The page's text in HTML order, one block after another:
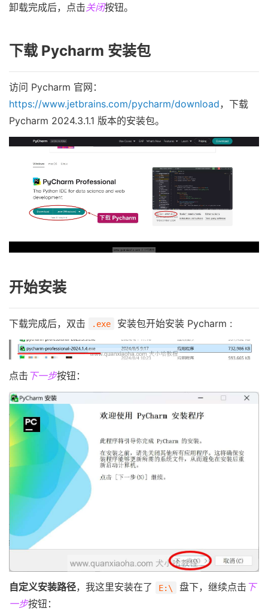
卸载完成后，点击关闭按钮。
下载 Pycharm 安装包
访问 Pycharm 官网：
https://www.jetbrains.com/pycharm/download，下载
Pycharm 2024.3.1.1 版本的安装包。
开始安装
下载完成后，双击 .exe 安装包开始安装 Pycharm :
点击 下一步按钮：
自定义安装路径，我这里安装在了 E:\ 盘下，继续点击 下
一步按钮：